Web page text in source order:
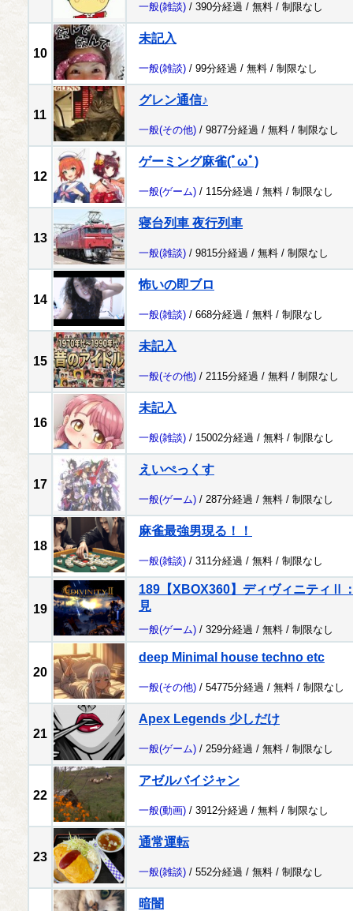
一般(雑談) / 390分経過 / 無料 / 制限なし
10
未記入
一般(雑談) / 99分経過 / 無料 / 制限なし
11
グレン通信♪
一般(その他) / 9877分経過 / 無料 / 制限なし
12
ゲーミング麻雀(ﾟωﾟ)
一般(ゲーム) / 115分経過 / 無料 / 制限なし
13
寝台列車 夜行列車
一般(雑談) / 9815分経過 / 無料 / 制限なし
14
怖いの即ブロ
一般(雑談) / 668分経過 / 無料 / 制限なし
15
未記入
一般(その他) / 2115分経過 / 無料 / 制限なし
16
未記入
一般(雑談) / 15002分経過 / 無料 / 制限なし
17
えいぺっくす
一般(ゲーム) / 287分経過 / 無料 / 制限なし
18
麻雀最強男現る！！
一般(雑談) / 311分経過 / 無料 / 制限なし
19
189【XBOX360】ディヴィニティⅡ
見
一般(ゲーム) / 329分経過 / 無料 / 制限なし
20
deep Minimal house techno etc
一般(その他) / 54775分経過 / 無料 / 制限なし
21
Apex Legends 少しだけ
一般(ゲーム) / 259分経過 / 無料 / 制限なし
22
アゼルバイジャン
一般(動画) / 3912分経過 / 無料 / 制限なし
23
通常運転
一般(雑談) / 552分経過 / 無料 / 制限なし
暗闇